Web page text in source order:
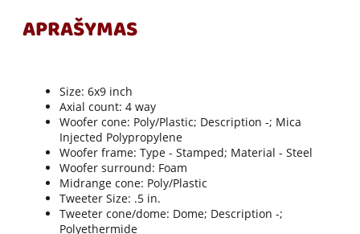
APRAŠYMAS
Size: 6x9 inch
Axial count: 4 way
Woofer cone: Poly/Plastic; Description -; Mica
Injected Polypropylene
Woofer frame: Type - Stamped; Material - Steel
Woofer surround: Foam
Midrange cone: Poly/Plastic
Tweeter Size: .5 in.
Tweeter cone/dome: Dome; Description -;
Polyethermide